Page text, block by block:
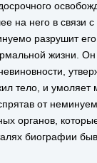
на него в связи
разрушит
жизни. Он
тело, и умоляет
от
органов,
биографии